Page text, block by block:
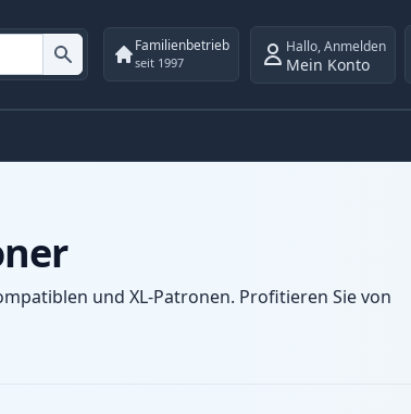
Familienbetrieb
seit 1997
Hallo,Anmelden
Mein Konto
und XL-Patronen. Profitieren Sie von